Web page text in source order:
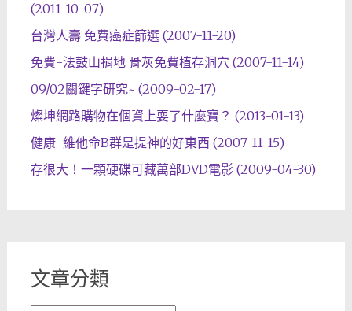
(2011-10-07)
台灣人壽 免費癌症篩選 (2007-11-20)
免費-法鼓山捐地 骨灰免費植存洞穴 (2007-11-14)
09/02關鍵字研究~ (2009-02-17)
燦坤網路購物在個資上耍了什麼寶？ (2013-01-13)
健康-維他命B群是提神的好東西 (2007-11-15)
存很大！一顆硬碟可藏萬部DVD電影 (2009-04-30)
文章分類